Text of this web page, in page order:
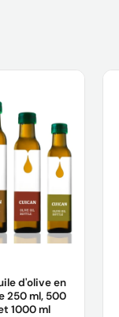
d'olive en
250 ml, 500
1000 ml